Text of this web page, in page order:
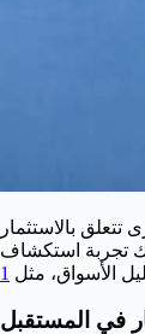
بالاستثمار
تجربة استكشاف
الأسواق، مثل
في المستقبل